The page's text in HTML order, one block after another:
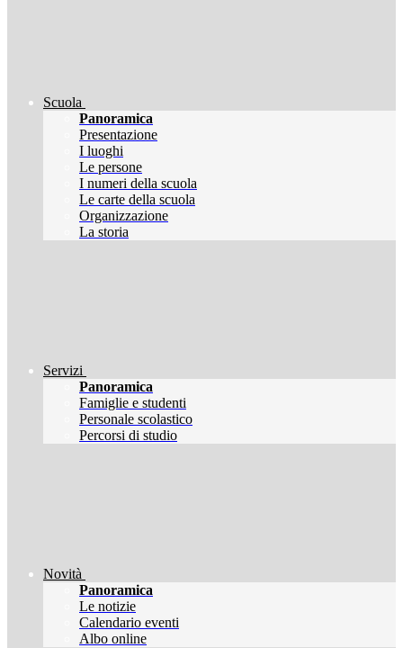
Scuola
Panoramica
Presentazione
I luoghi
Le persone
I numeri della scuola
Le carte della scuola
Organizzazione
La storia
Servizi
Panoramica
Famiglie e studenti
Personale scolastico
Percorsi di studio
Novità
Panoramica
Le notizie
Calendario eventi
Albo online